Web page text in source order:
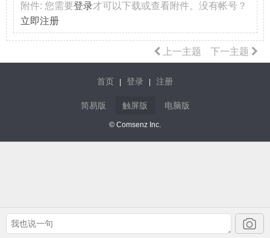
附件: 您需要登录才可以下载或查看附件。没有帐号？
立即注册
下一主题
上一主题
首页 登录 注册
简易版 触屏版 电脑版
© Comsenz Inc.